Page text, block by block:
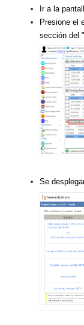
Ir a la
Presione el
sección del
Se